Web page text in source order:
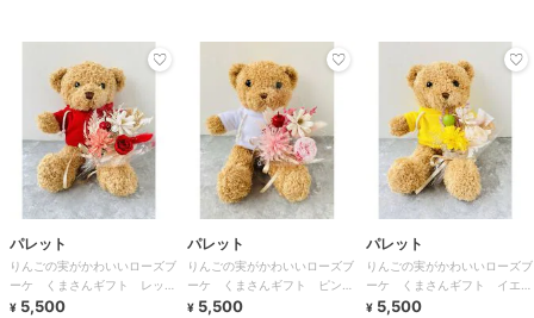
パレット
りんごの実がかわいいローズブ
ーケ くまさんギフト レッド
ブーケ
¥ 5,500
パレット
りんごの実がかわいいローズブ
ーケ くまさんギフト ピンク
ブーケ
¥ 5,500
パレット
りんごの実がかわいいローズブ
ーケ くまさんギフト イエロ
ーブーケ
¥ 5,500